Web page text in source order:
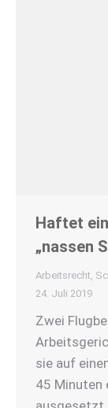
Haftet
„nassen
Arbeitsrecht,
24. Juli 2019
Zwei
sie auf
45 Minuten